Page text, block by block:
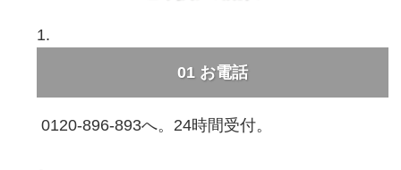
01お電話
0120-896-893へ。24時間受付。